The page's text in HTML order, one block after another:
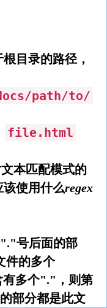
目录的路径，
path/to/
file.html
文本匹配模式的
使用什么regex
号后面的部
件的多个
有多个"."，则第
部分都是此文